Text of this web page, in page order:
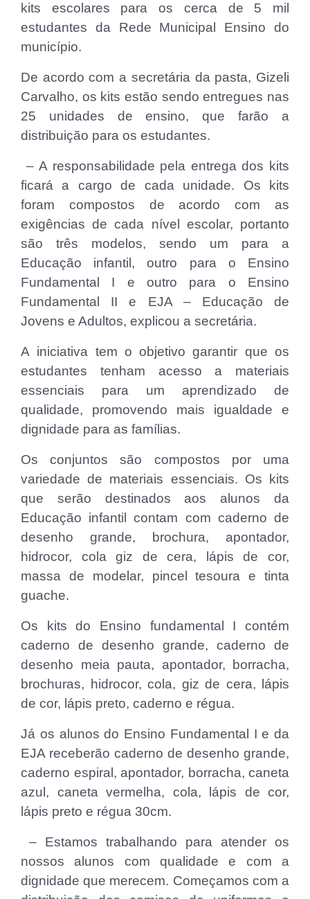
kits escolares para os cerca de 5 mil
estudantes da Rede Municipal Ensino do
município.
De acordo com a secretária da pasta, Gizeli
Carvalho, os kits estão sendo entregues nas
25 unidades de ensino, que farão a
distribuição para os estudantes.
– A responsabilidade pela entrega dos kits
ficará a cargo de cada unidade. Os kits
foram compostos de acordo com as
exigências de cada nível escolar, portanto
são três modelos, sendo um para a
Educação infantil, outro para o Ensino
Fundamental I e outro para o Ensino
Fundamental II e EJA – Educação de
Jovens e Adultos, explicou a secretária.
A iniciativa tem o objetivo garantir que os
estudantes tenham acesso a materiais
essenciais para um aprendizado de
qualidade, promovendo mais igualdade e
dignidade para as famílias.
Os conjuntos são compostos por uma
variedade de materiais essenciais. Os kits
que serão destinados aos alunos da
Educação infantil contam com caderno de
desenho grande, brochura, apontador,
hidrocor, cola giz de cera, lápis de cor,
massa de modelar, pincel tesoura e tinta
guache.
Os kits do Ensino fundamental I contém
caderno de desenho grande, caderno de
desenho meia pauta, apontador, borracha,
brochuras, hidrocor, cola, giz de cera, lápis
de cor, lápis preto, caderno e régua.
Já os alunos do Ensino Fundamental I e da
EJA receberão caderno de desenho grande,
caderno espiral, apontador, borracha, caneta
azul, caneta vermelha, cola, lápis de cor,
lápis preto e régua 30cm.
– Estamos trabalhando para atender os
nossos alunos com qualidade e com a
dignidade que merecem. Começamos com a